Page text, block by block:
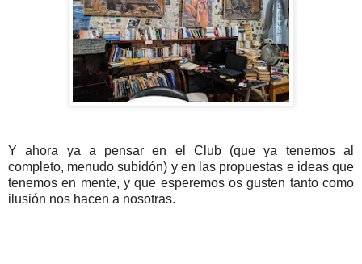
Y ahora ya a pensar en el Club (que ya tenemos al
completo, menudo subidón) y en las propuestas e ideas que
tenemos en mente, y que esperemos os gusten tanto como
ilusión nos hacen a nosotras.